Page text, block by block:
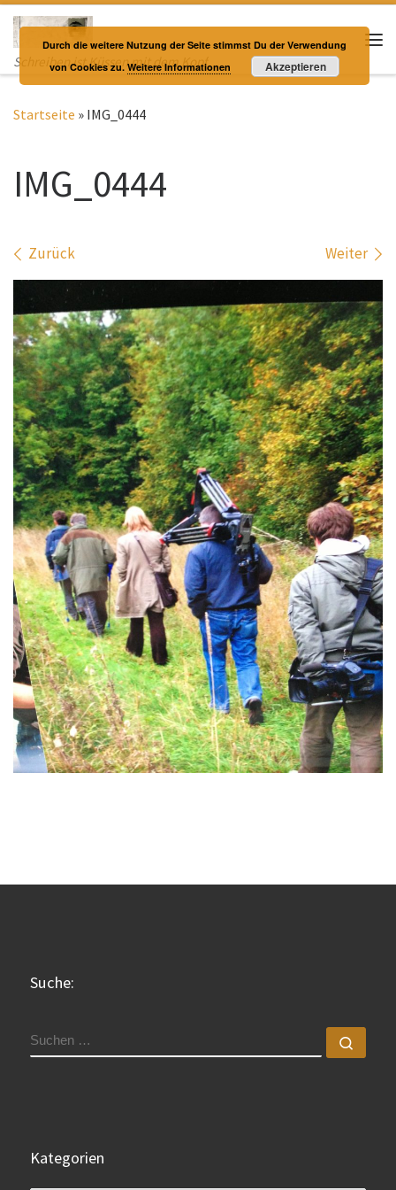
Zum Inhalt springen
Schreiben ist Küssen mit dem Kopf
Startseite » IMG_0444
IMG_0444
Bilder Navigation
Zurück Weiter
Suche:
SUCHE
Kategorien
Durch die weitere Nutzung der Seite stimmst Du der Verwendung
von Cookies zu.Weitere Informationen Akzeptieren